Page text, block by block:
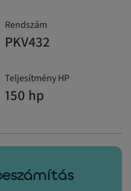
Rendszám
PKV432
Teljesítmény HP
150 hp